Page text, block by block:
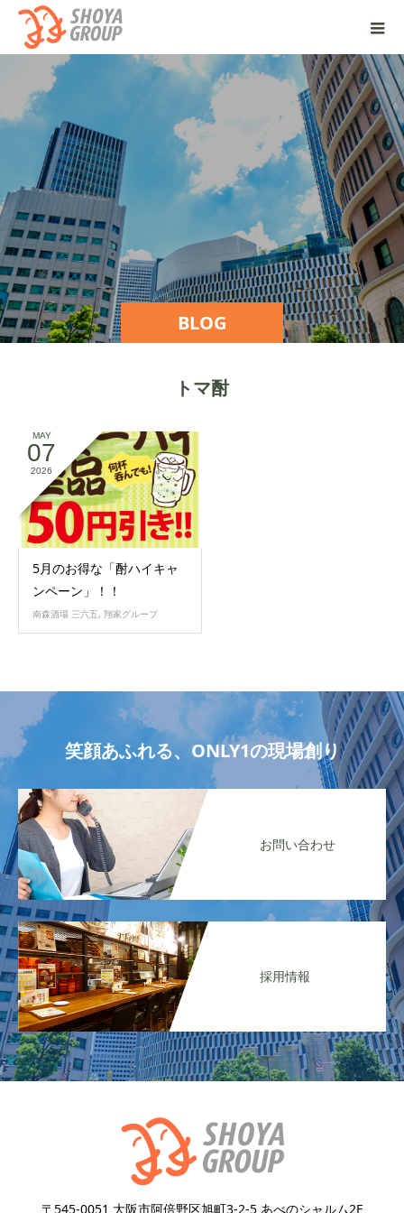
BLOG
トマ酎
MAY
07
2026
5月のお得な「酎ハイキャ
ンペーン」！！
南森酒場 三六五, 翔家グループ
笑顔あふれる、ONLY1の現場創り
お問い合わせ
採用情報
〒545-0051 大阪市阿倍野区旭町3-2-5 あべのシャルム2F